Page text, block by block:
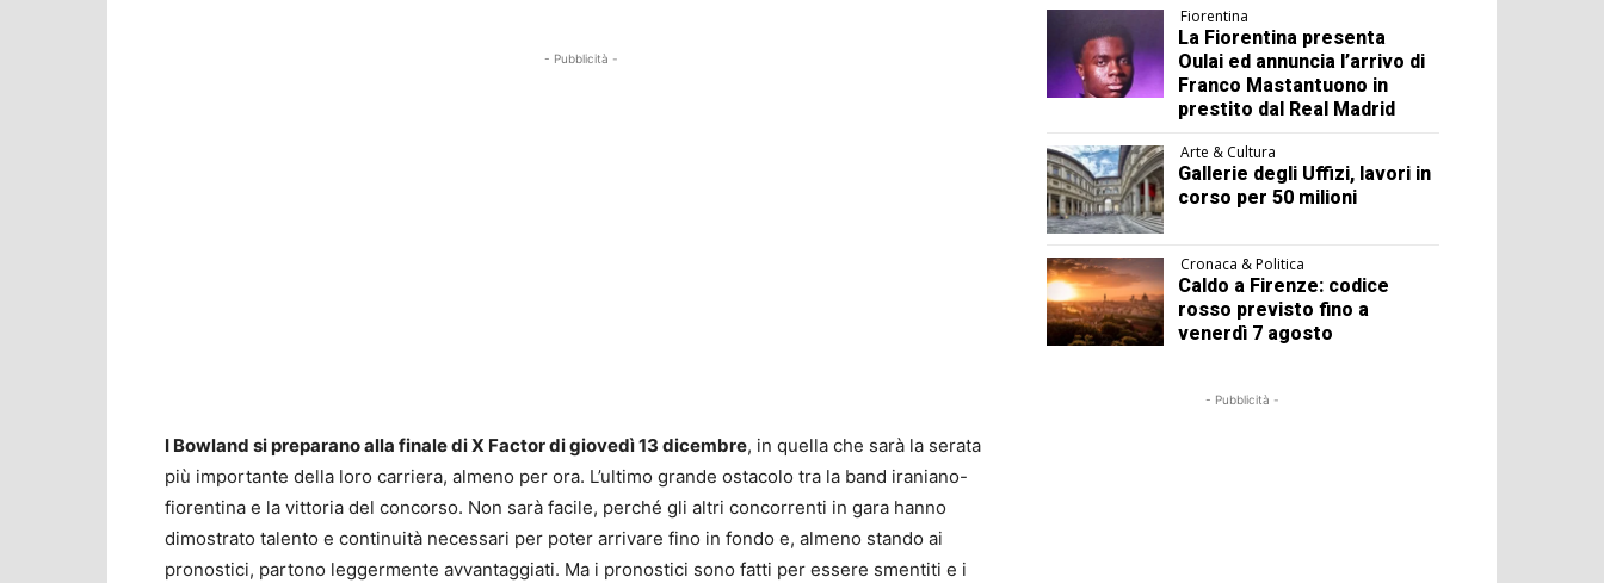
- Pubblicità -
I Bowland si preparano alla finale di X Factor di giovedì 13 dicembre, in quella che sarà la serata
più importante della loro carriera, almeno per ora. L’ultimo grande ostacolo tra la band iraniano-
fiorentina e la vittoria del concorso. Non sarà facile, perché gli altri concorrenti in gara hanno
dimostrato talento e continuità necessari per poter arrivare fino in fondo e, almeno stando ai
pronostici, partono leggermente avvantaggiati. Ma i pronostici sono fatti per essere smentiti e i
Fiorentina
La Fiorentina presenta
Oulai ed annuncia l’arrivo di
Franco Mastantuono in
prestito dal Real Madrid
Arte & Cultura
Gallerie degli Uffizi, lavori in
corso per 50 milioni
Cronaca & Politica
Caldo a Firenze: codice
rosso previsto fino a
venerdì 7 agosto
- Pubblicità -